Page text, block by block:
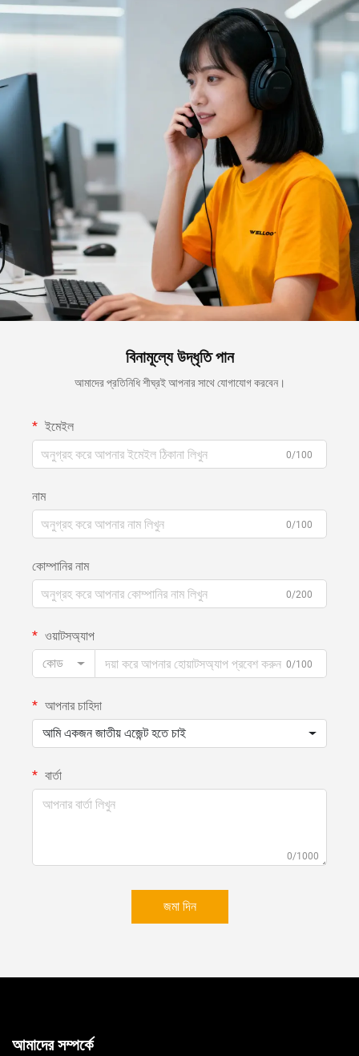
বিনামূল্যে উদ্ধৃতি পান
আমাদের প্রতিনিধি শীঘ্রই আপনার সাথে যোগাযোগ করবেন।
ইমেইল
0/100
নাম
0/100
কোম্পানির নাম
0/200
ওয়াটসঅ্যাপ
কোড
0/100
আপনার চাহিদা
আমি একজন জাতীয় এজেন্ট হতে চাই
বার্তা
0/1000
জমা দিন
আমাদের সম্পর্কে